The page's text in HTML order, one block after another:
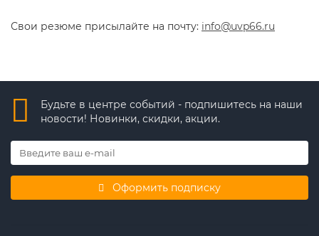
Свои резюме присылайте на почту: info@uvp66.ru
Будьте в центре событий - подпишитесь на наши
новости! Новинки, скидки, акции.
Оформить подписку